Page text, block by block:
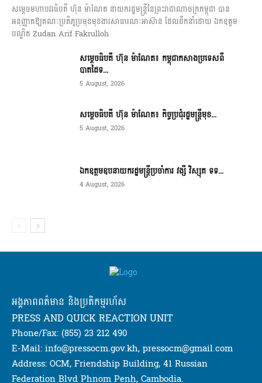
សម្តេចមហាបវរធិបតី ហ៊ុន ម៉ាណែត នាយករដ្ឋមន្ត្រីនៃព្រះរាជាណាចក្រកម្ពុជា បាន
អនុញ្ញាតឱ្យគណៈប្រតិភូប្រមុខមុខងារសាធារណៈអាស៊ាន ដែលដឹកនាំដោយ ឯកឧត្តម
បណ្ឌិត Zudan Arif Fakrulloh
សម្ដេចធិបតី ហ៊ុន ម៉ាណែត៖ កម្ពុជាកសាងប្រទេសពី
បាតដៃទ...
5 August, 2026
សម្ដេចធិបតី ហ៊ុន ម៉ាណែត៖ កិច្ចប្រជុំរដ្ឋមន្ត្រីមុខ...
5 August, 2026
ឯកឧត្តមឧបនាយករដ្ឋមន្ត្រីប្រចាំការ វង្សី វិស្សុត ទទ...
4 August, 2026
អង្គភាពពត៌មាន និងប្រតិកម្មរហ័ស
PRESS AND QUICK REACTION UNIT
Phone/Fax: (855) 23 212 490
E-Mail: info@pressocm.gov.kh, pressocm@gmail.com
Address: OCM, Friendship Building, 41 Russian
Federation Blvd Phnom Penh, Cambodia.